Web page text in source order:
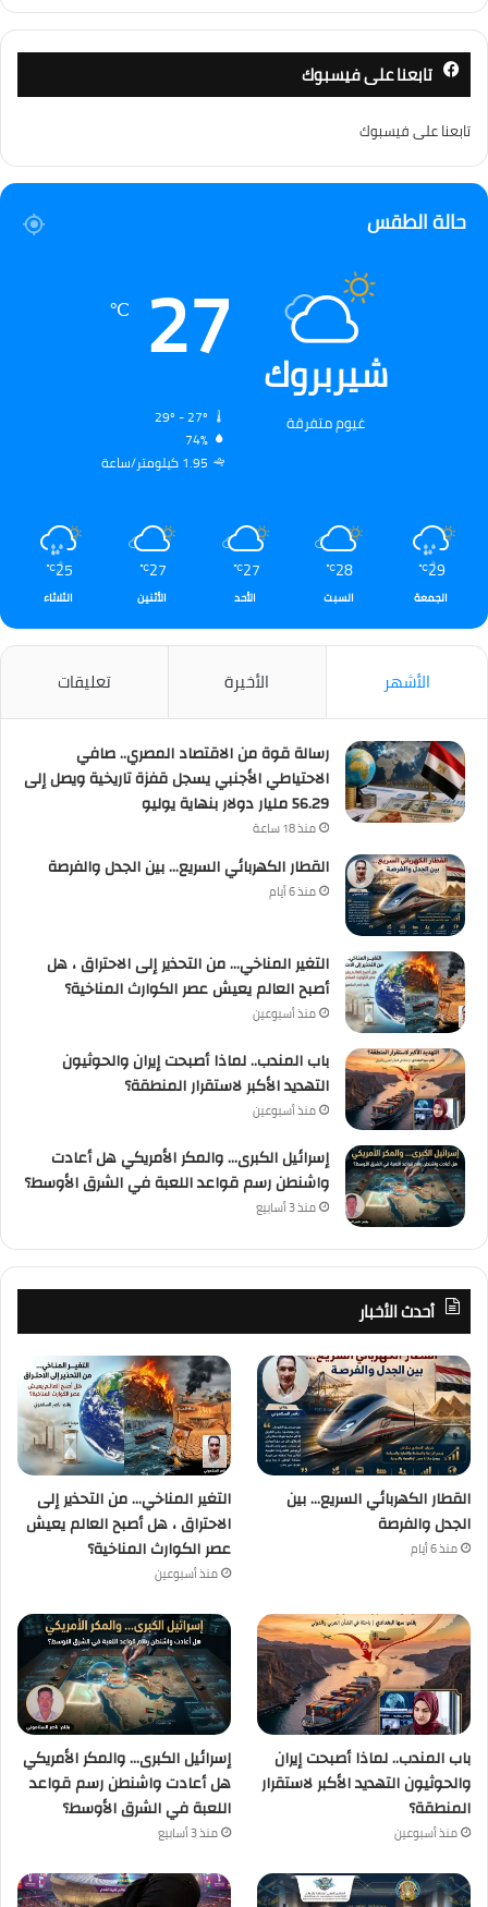
تابعنا على فيسبوك
تابعنا على فيسبوك
حالة الطقس
شيربروك
غيوم متفرقة
27
℃
74%
1.95 كيلومتر/ساعة
29
℃
الجمعة
28
℃
السبت
27
℃
الأحد
27
℃
الأثنين
25
℃
الثلاثاء
الأشهر الأخيرة تعليقات
رسالة قوة من الاقتصاد المصري.. صافي
الاحتياطي الأجنبي يسجل قفزة تاريخية ويصل إلى
56.29 مليار دولار بنهاية يوليو
منذ 18 ساعة
القطار الكهربائي السريع… بين الجدل والفرصة
منذ 6 أيام
التغير المناخي… من التحذير إلى الاحتراق ، هل
أصبح العالم يعيش عصر الكوارث المناخية؟
منذ أسبوعين
باب المندب.. لماذا أصبحت إيران والحوثيون
التهديد الأكبر لاستقرار المنطقة؟
منذ أسبوعين
إسرائيل الكبرى… والمكر الأمريكي هل أعادت
واشنطن رسم قواعد اللعبة في الشرق الأوسط؟
منذ 3 أسابيع
أحدث الأخبار
القطار الكهربائي السريع… بين
الجدل والفرصة
منذ 6 أيام
التغير المناخي… من التحذير إلى
الاحتراق ، هل أصبح العالم يعيش
عصر الكوارث المناخية؟
منذ أسبوعين
باب المندب.. لماذا أصبحت إيران
والحوثيون التهديد الأكبر لاستقرار
المنطقة؟
منذ أسبوعين
إسرائيل الكبرى… والمكر الأمريكي
هل أعادت واشنطن رسم قواعد
اللعبة في الشرق الأوسط؟
منذ 3 أسابيع